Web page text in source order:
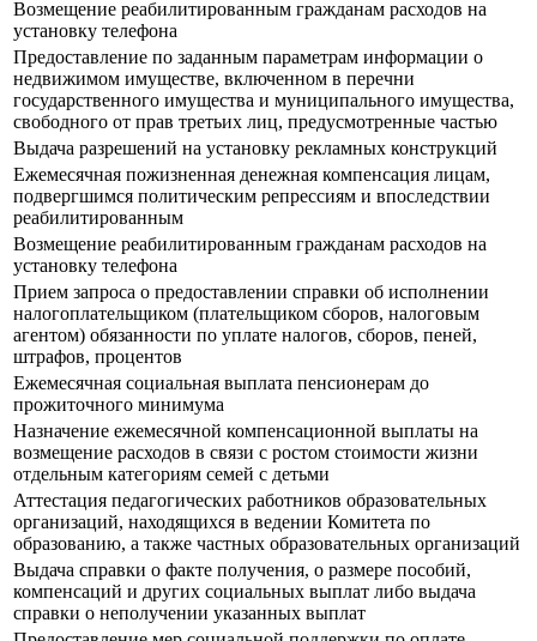
Возмещение реабилитированным гражданам расходов на
установку телефона
Предоставление по заданным параметрам информации о
недвижимом имуществе, включенном в перечни
государственного имущества и муниципального имущества,
свободного от прав третьих лиц, предусмотренные частью
Выдача разрешений на установку рекламных конструкций
Ежемесячная пожизненная денежная компенсация лицам,
подвергшимся политическим репрессиям и впоследствии
реабилитированным
Возмещение реабилитированным гражданам расходов на
установку телефона
Прием запроса о предоставлении справки об исполнении
налогоплательщиком (плательщиком сборов, налоговым
агентом) обязанности по уплате налогов, сборов, пеней,
штрафов, процентов
Ежемесячная социальная выплата пенсионерам до
прожиточного минимума
Назначение ежемесячной компенсационной выплаты на
возмещение расходов в связи с ростом стоимости жизни
отдельным категориям семей с детьми
Аттестация педагогических работников образовательных
организаций, находящихся в ведении Комитета по
образованию, а также частных образовательных организаций
Выдача справки о факте получения, о размере пособий,
компенсаций и других социальных выплат либо выдача
справки о неполучении указанных выплат